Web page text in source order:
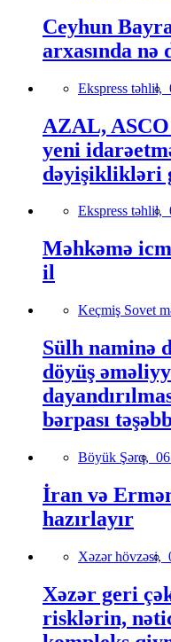
Ceyhun
arxasında nə
Ekspress təhlil,
AZAL, ASCO
yeni
dəyişiklikləri
Ekspress təhlil,
Məhkəmə
il
Keçmiş Sovet
Sülh naminə
döyüş
bərpası
Böyük Şərq,
İran və
hazırlayır
Xəzər hövzəsi,
Xəzər geri
risklərin,